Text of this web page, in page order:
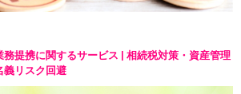
提携に関するサービス | 相続税対策・資産管理
義リスク回避